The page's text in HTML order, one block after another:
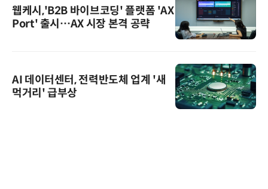
웹케시,'B2B 바이브코딩' 플랫폼 'AX
Port' 출시…AX 시장 본격 공략
AI 데이터센터, 전력반도체 업계 '새
먹거리' 급부상